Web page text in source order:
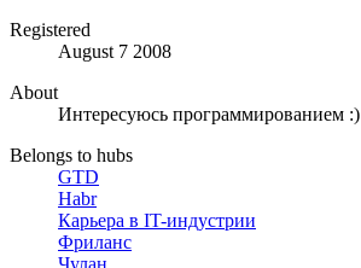
Registered
August 7 2008
About
Интересуюсь программированием :)
Belongs to hubs
GTD
Habr
Карьера в IT-индустрии
Фриланс
Чулан